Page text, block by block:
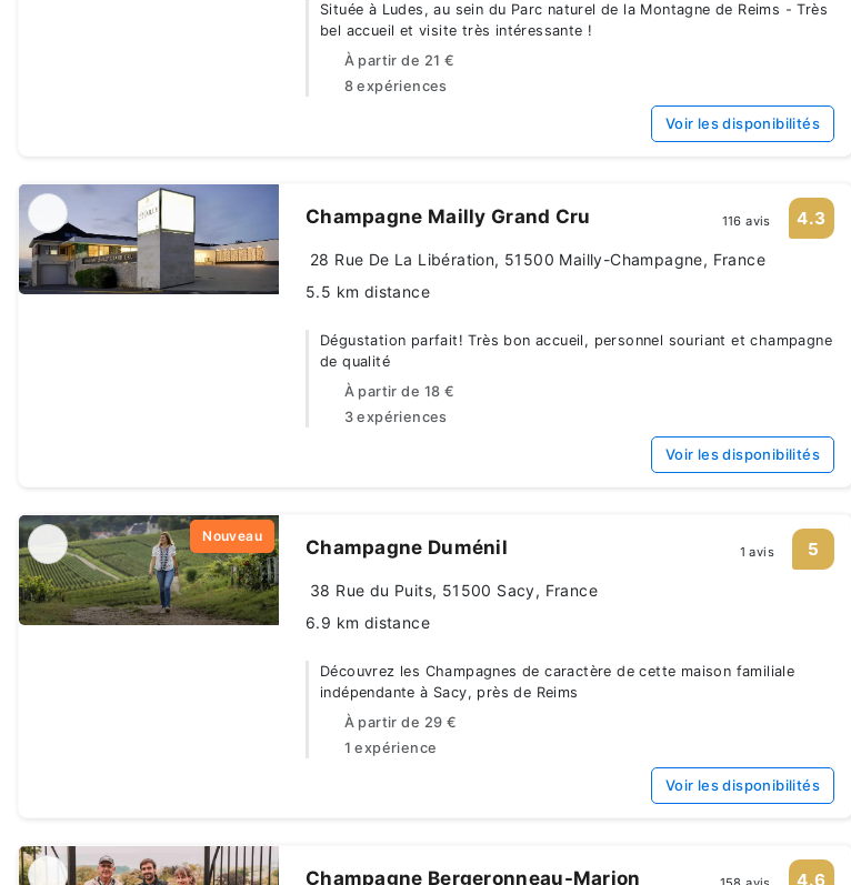
Située à Ludes, au sein du Parc naturel de la Montagne de Reims - Très
bel accueil et visite très intéressante !
À partir de 21 €
8 expériences
Voir les disponibilités
Champagne Mailly Grand Cru 116 avis 4.3
28 Rue De La Libération, 51500 Mailly-Champagne, France
5.5 km distance
Dégustation parfait! Très bon accueil, personnel souriant et champagne
de qualité
À partir de 18 €
3 expériences
Voir les disponibilités
Nouveau Champagne Duménil 1 avis 5
38 Rue du Puits, 51500 Sacy, France
6.9 km distance
Découvrez les Champagnes de caractère de cette maison familiale
indépendante à Sacy, près de Reims
À partir de 29 €
1 expérience
Voir les disponibilités
Champagne Bergeronneau-Marion 4.6